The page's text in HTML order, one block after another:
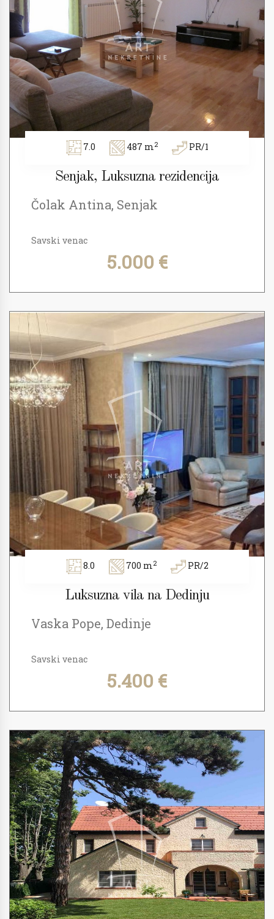
7.0 487 m2 PR/1
Senjak, Luksuzna rezidencija
Čolak Antina, Senjak
Savski venac
5.000 €
8.0 700 m2 PR/2
Luksuzna vila na Dedinju
Vaska Pope, Dedinje
Savski venac
5.400 €